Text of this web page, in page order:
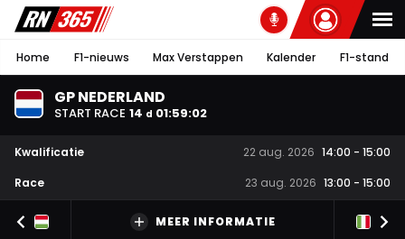
Home F1-nieuws Max Verstappen Kalender F1-stand
GP NEDERLAND
START RACE 14 d 01:59:01
Kwalificatie 22 aug. 2026 14:00 - 15:00
Race
23 aug. 2026 13:00 - 15:00
MEER INFORMATIE